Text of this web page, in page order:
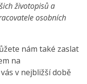
životopisů a
osobních
nám také zaslat
na
v nejbližší době